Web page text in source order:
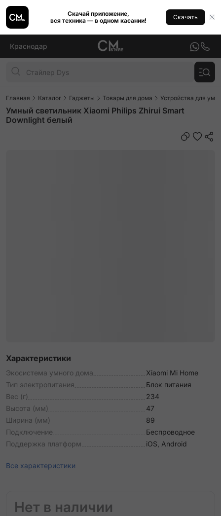
Скачай приложение,
вся техника — в одном касании!
Скачать
Краснодар
Главная Каталог Гаджеты Товары для дома Устройства для
Умный светильник Xiaomi Philips Zhirui Smart
Downlight белый
Характеристики
Экосистема умного дома
Xiaomi Mi Home
Тип электропитания
Блок питания
Вес (г)
234
Высота (мм)
47
Ширина (мм)
89
Подключение
Беспроводное
Поддержка платформ
iOS, Android
Все характеристики
Нет в наличии